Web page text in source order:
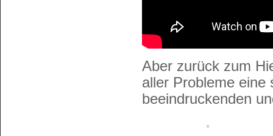
Aber zurück zum
aller Probleme eine
beeindruckenden